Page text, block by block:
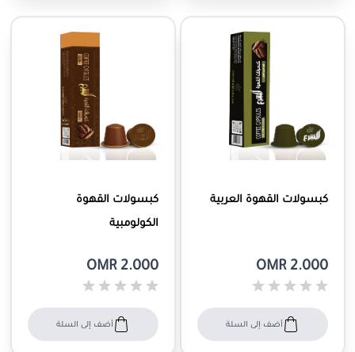
كبسولات القهوة العربية
OMR 2.000
أضف إلى السلة
كبسولات القهوة
الكولومبية
OMR 2.000
أضف إلى السلة